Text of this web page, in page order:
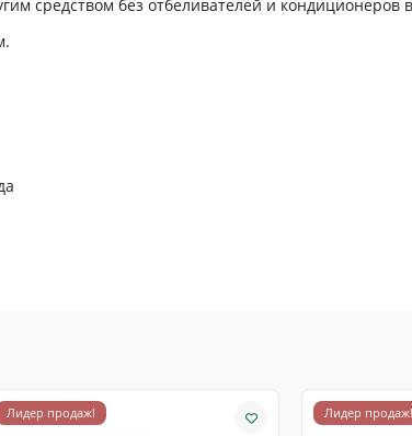
средством без отбеливателей и кондиционеров в
Лидер продаж! Лидер продаж!